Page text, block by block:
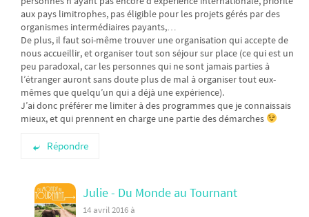
aux pays limitrophes, pas éligible pour les projets gérés par des
organismes intermédiaires payants,…
De plus, il faut soi-même trouver une organisation qui accepte de
nous accueillir, et organiser tout son séjour sur place (ce qui est un
peu paradoxal, car les personnes qui ne sont jamais parties à
l’étranger auront sans doute plus de mal à organiser tout eux-
mêmes que quelqu’un qui a déjà une expérience).
J’ai donc préférer me limiter à des programmes que je connaissais
mieux, et qui prennent en charge une partie des démarches
Répondre
Julie - Du Monde au Tournant
14 avril 2016 à